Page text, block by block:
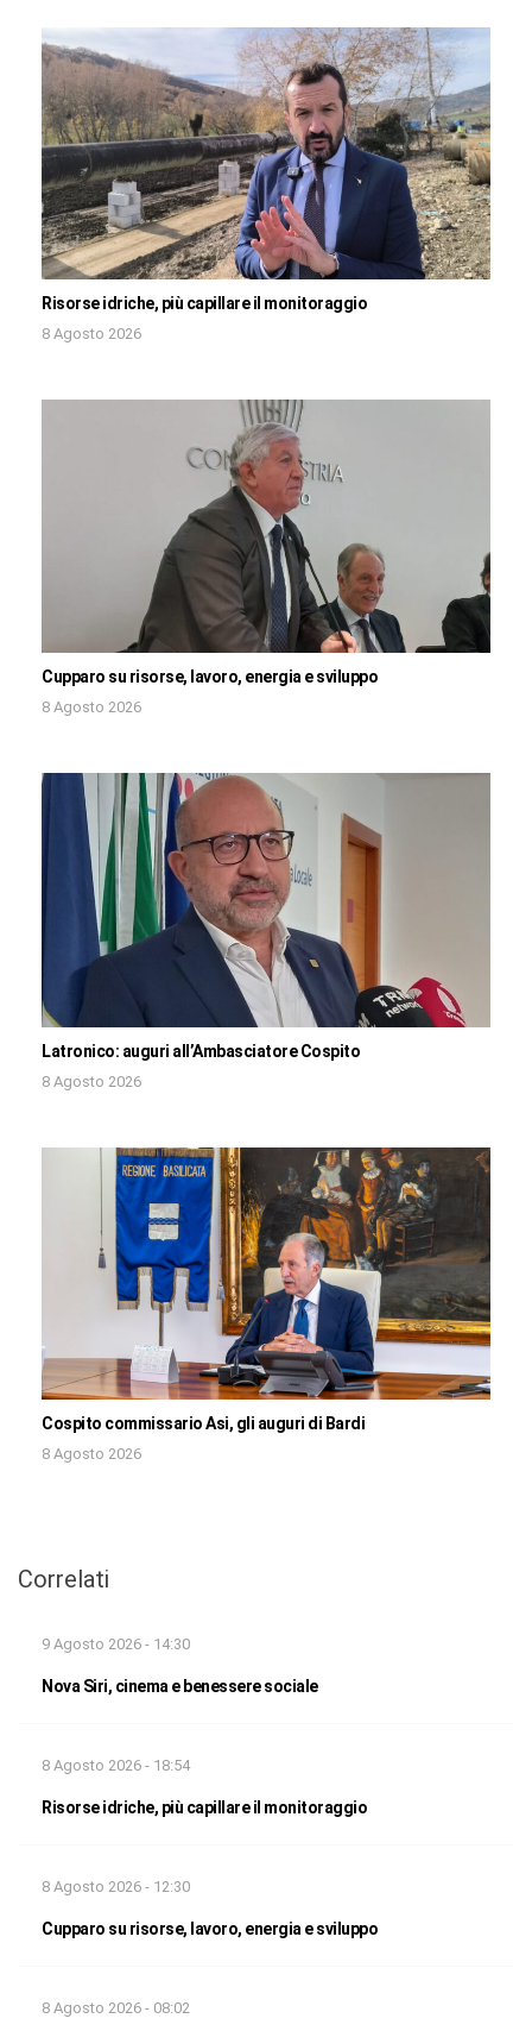
Risorse idriche, più capillare il monitoraggio
8 Agosto 2026
Cupparo su risorse, lavoro, energia e sviluppo
8 Agosto 2026
Latronico: auguri all’Ambasciatore Cospito
8 Agosto 2026
Cospito commissario Asi, gli auguri di Bardi
8 Agosto 2026
Correlati
9 Agosto 2026 - 14:30
Nova Siri, cinema e benessere sociale
8 Agosto 2026 - 18:54
Risorse idriche, più capillare il monitoraggio
8 Agosto 2026 - 12:30
Cupparo su risorse, lavoro, energia e sviluppo
8 Agosto 2026 - 08:02